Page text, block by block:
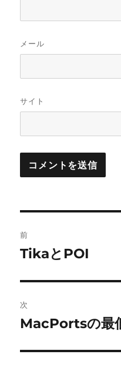
メール
サイト
稿
ビ
ゲ
ー
前
前
投
稿:
TikaとPOI
次
次
投
MacPortsの最